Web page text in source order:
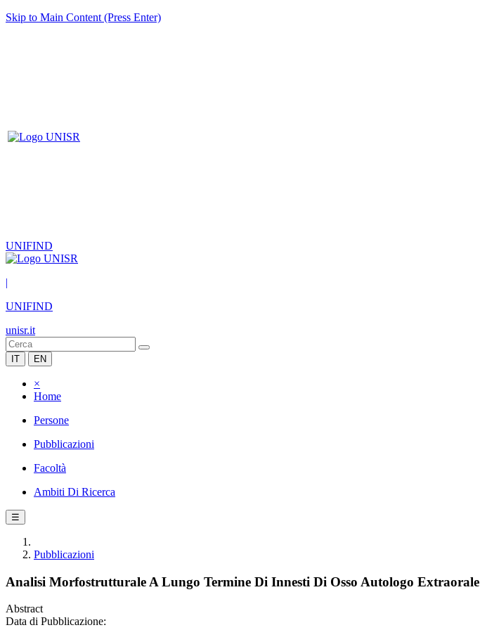
Skip to Main Content (Press Enter)
UNIFIND
|
UNIFIND
unisr.it
IT EN
×
Home
Persone
Pubblicazioni
Facoltà
Ambiti Di Ricerca
☰
Pubblicazioni
Analisi Morfostrutturale A Lungo Termine Di Innesti Di Osso Autologo Extraorale
Abstract
Data di Pubblicazione: